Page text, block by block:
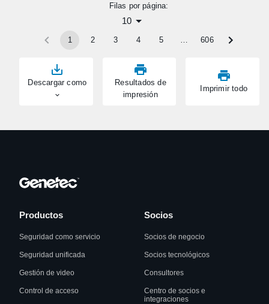
Descargar como
Resultados de
impresión
Imprimir todo
Filas por página:
10
1 2 3 4 5 … 606
Productos
Seguridad como servicio
Seguridad unificada
Gestión de video
Control de acceso
Socios
Socios de negocio
Socios tecnológicos
Consultores
Centro de socios e
integraciones